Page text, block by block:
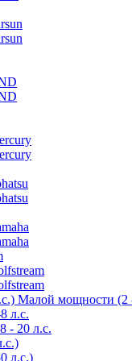
Малой мощности (2
л.с.
- 20 л.с.
л.с.)